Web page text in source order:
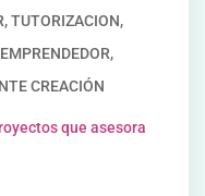
TUTORIZACION,
CREACIÓN
que asesora